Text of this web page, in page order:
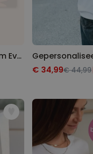
Moederdag kaart Best Mom Ever
€ 34,99€ 44,99